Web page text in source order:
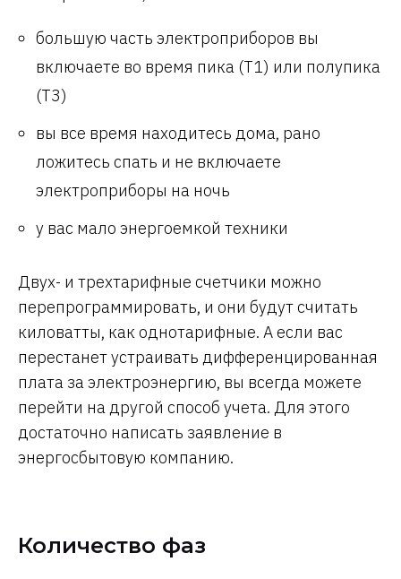
большую часть электроприборов вы
включаете во время пика (Т1) или полупика
(Т3)
вы все время находитесь дома, рано
ложитесь спать и не включаете
электроприборы на ночь
у вас мало энергоемкой техники
Двух- и трехтарифные счетчики можно
перепрограммировать, и они будут считать
киловатты, как однотарифные. А если вас
перестанет устраивать дифференцированная
плата за электроэнергию, вы всегда можете
перейти на другой способ учета. Для этого
достаточно написать заявление в
энергосбытовую компанию.
Количество фаз